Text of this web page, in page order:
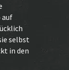
auf
selbst
in den